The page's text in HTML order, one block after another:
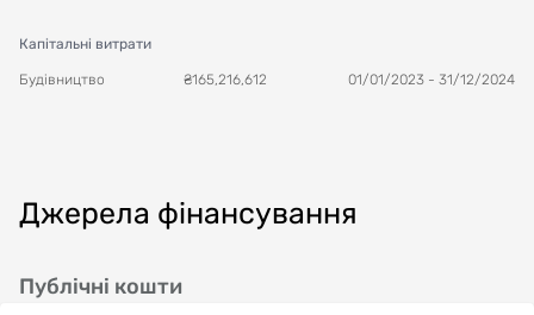
Капітальні витрати
Будівництво ₴165,216,612 01/01/2023 - 31/12/2024
Джерела фінансування
Публічні кошти